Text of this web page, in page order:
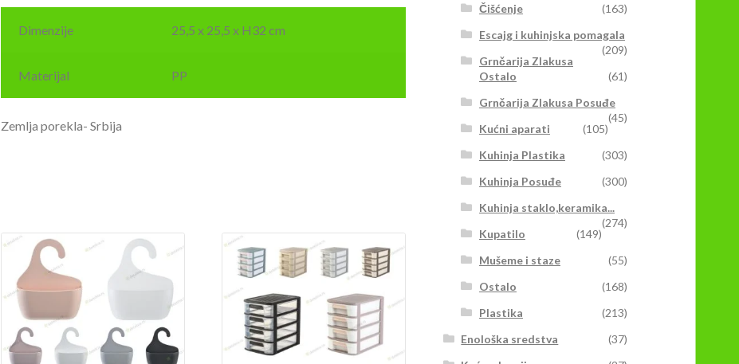
Dimenzije 25,5 x 25,5 x H32 cm
Materijal PP
Zemlja porekla- Srbija
Čišćenje
(163)
Escajg i kuhinjska pomagala
(209)
Grnčarija Zlakusa
Ostalo
(61)
Grnčarija Zlakusa Posuđe
(45)
Kućni aparati
(105)
Kuhinja Plastika
(303)
Kuhinja Posuđe
(300)
Kuhinja staklo,keramika...
(274)
Kupatilo
(149)
Mušeme i staze
(55)
Ostalo
(168)
Plastika
(213)
Enološka sredstva
(37)